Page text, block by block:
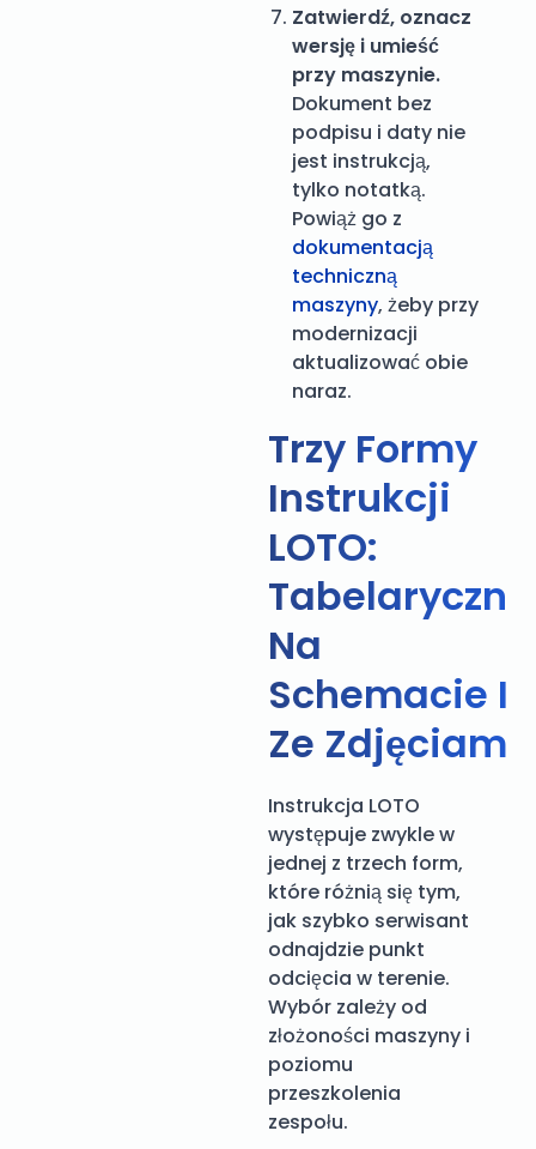
Zatwierdź, oznacz
wersję i umieść
przy maszynie.
Dokument bez
podpisu i daty nie
jest instrukcją,
tylko notatką.
Powiąż go z
dokumentacją
techniczną
maszyny, żeby przy
modernizacji
aktualizować obie
naraz.
Trzy Formy
Instrukcji
LOTO:
Na
Schemacie I
Ze Zdjęciami
Instrukcja LOTO
występuje zwykle w
jednej z trzech form,
które różnią się tym,
jak szybko serwisant
odnajdzie punkt
odcięcia w terenie.
Wybór zależy od
złożoności maszyny i
poziomu
przeszkolenia
zespołu.